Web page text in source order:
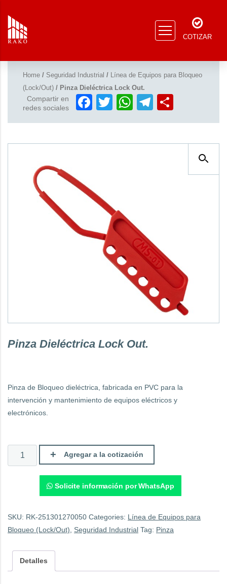
COTIZAR
Home / Seguridad Industrial / Línea de Equipos para Bloqueo
(Lock/Out) / Pinza Dieléctrica Lock Out.
Compartir en
redes sociales
Facebook
TwitterWhatsApp
Telegram
Pinza Dieléctrica Lock Out.
Pinza de Bloqueo dieléctrica, fabricada en PVC para la
intervención y mantenimiento de equipos eléctricos y
electrónicos.
Pinza
Dieléctrica
Lock
Agregar a la cotización
Solicite información por WhatsApp
SKU: RK-251301270050 Categories: Línea de Equipos para
Bloqueo (Lock/Out)
Seguridad Industrial Tag: Pinza
Detalles